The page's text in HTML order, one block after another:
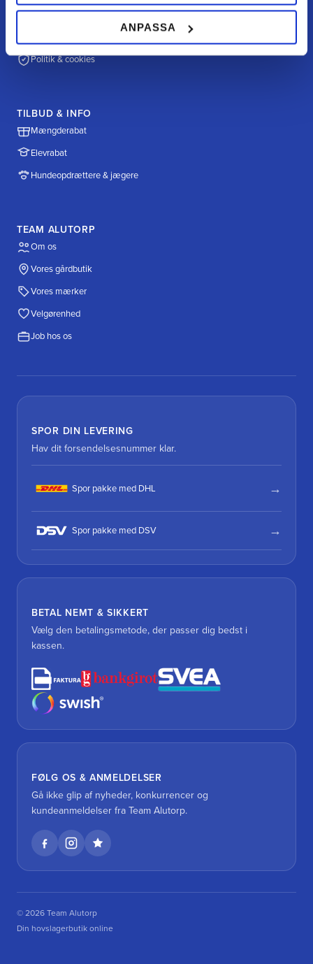
ANPASSA
Betalingsmuligheder
Politik & cookies
TILBUD & INFO
Mængderabat
Elevrabat
Hundeopdrættere & jægere
TEAM ALUTORP
Om os
Vores gårdbutik
Vores mærker
Velgørenhed
Job hos os
SPOR DIN LEVERING
Hav dit forsendelsesnummer klar.
Spor pakke med DHL
Spor pakke med DSV
BETAL NEMT & SIKKERT
Vælg den betalingsmetode, der passer dig bedst i
kassen.
FØLG OS & ANMELDELSER
Gå ikke glip af nyheder, konkurrencer og
kundeanmeldelser fra Team Alutorp.
© 2026 Team Alutorp
Din hovslagerbutik online